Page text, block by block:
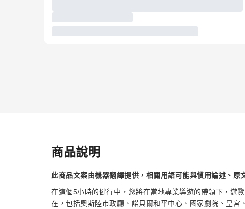
商品說明
此商品文案由機器翻譯提供，相關用語可能與慣用論述、原
在這個5小時的健行中，您將在當地專業導遊的帶領下，遊
在，包括奧斯陸市政廳、諾貝爾和平中心、國家劇院、皇宮